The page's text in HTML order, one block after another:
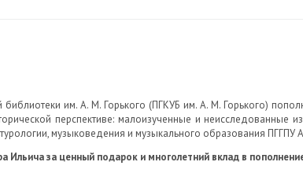
им. А. М. Горького (ПГКУБ им. А. М. Горького)
перспективе: малоизученные и неисследованные
музыковедения и музыкального образования
Ильича за ценный подарок и многолетний вклад в